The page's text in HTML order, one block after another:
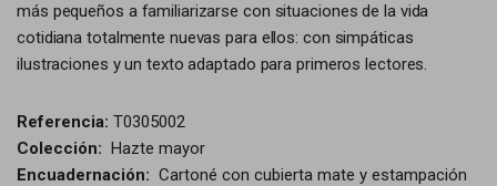
más pequeños a familiarizarse con situaciones de la vida
cotidiana totalmente nuevas para ellos: con simpáticas
ilustraciones y un texto adaptado para primeros lectores.
Referencia: T0305002
Colección: Hazte mayor
Encuadernación: Cartoné con cubierta mate y estampación